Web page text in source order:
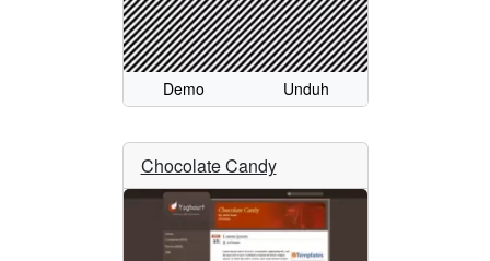
Demo Unduh
Chocolate Candy